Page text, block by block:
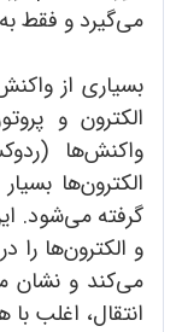
می‌گیرد و فقط
بسیاری از
الکترون و
واکنش‌ها
الکترون‌ها
گرفته می‌شود.
و الکترون‌ها
می‌کند و نشان
انتقال، اغلب